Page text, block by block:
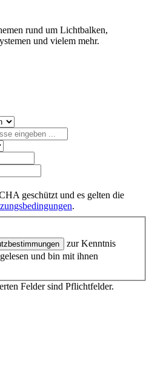
rund um Lichtbalken,
und vielem mehr.
geschützt und es gelten die
.
zur Kenntnis
gelesen und bin mit ihnen
Felder sind Pflichtfelder.